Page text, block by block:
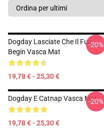
Dogday Lasciate Che Il Fun
Begin Vasca Mat
19,78 € - 25,30 €
-20%
Dogday E Catnap Vasca Mat
19,78 € - 25,30 €
-20%